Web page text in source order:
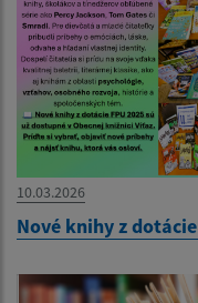
10.03.2026
Nové knihy z